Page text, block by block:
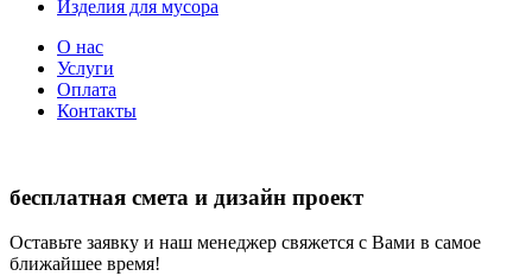
Изделия для мусора
О нас
Услуги
Оплата
Контакты
бесплатная смета и дизайн проект
Оставьте заявку и наш менеджер свяжется с Вами в самое
ближайшее время!